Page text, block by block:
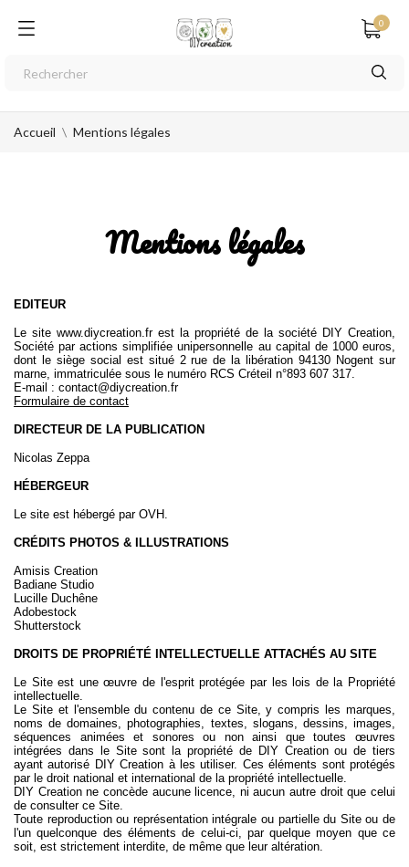
0
Accueil Mentions légales
Mentions légales
EDITEUR
Le site www.diycreation.frest la propriété de la société DIY Creation,
Société par actions simplifiée unipersonnelle au capital de 1000 euros,
dont le siège social est situé 2 rue de la libération 94130 Nogent sur
marne, immatriculée sous le numéro RCS Créteil n°893 607 317.
E-mail : contact@diycreation.fr
Formulaire de contact
DIRECTEUR DE LA PUBLICATION
Nicolas Zeppa
HÉBERGEUR
Le site est hébergé par OVH.
CRÉDITS PHOTOS & ILLUSTRATIONS
Amisis Creation
Badiane Studio
Lucille Duchêne
Adobestock
Shutterstock
DROITS DE PROPRIÉTÉ INTELLECTUELLE ATTACHÉS AU SITE
Le Site est une œuvre de l'esprit protégée par les lois de la Propriété
intellectuelle.
Le Site et l'ensemble du contenu de ce Site, y compris les marques,
noms de domaines, photographies, textes, slogans, dessins, images,
séquences animées et sonores ou non ainsi que toutes œuvres
intégrées dans le Site sont la propriété de DIY Creation ou de tiers
ayant autorisé DIY Creation à les utiliser. Ces éléments sont protégés
par le droit national et international de la propriété intellectuelle.
DIY Creation ne concède aucune licence, ni aucun autre droit que celui
de consulter ce Site.
Toute reproduction ou représentation intégrale ou partielle du Site ou de
l'un quelconque des éléments de celui-ci, par quelque moyen que ce
soit, est strictement interdite, de même que leur altération.